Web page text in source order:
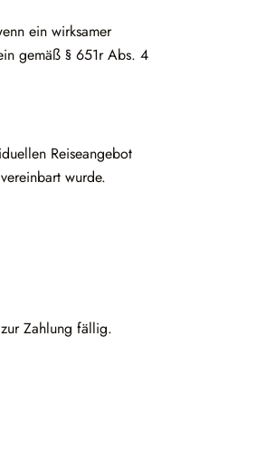
ein wirksamer
gemäß § 651r Abs. 4
Reiseangebot
wurde.
Zahlung fällig.